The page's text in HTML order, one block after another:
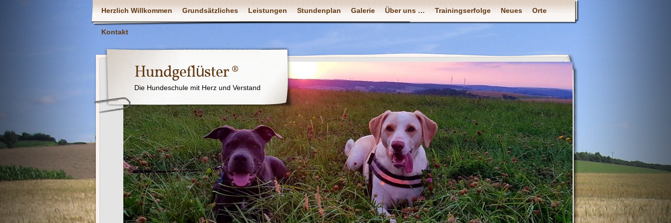
Herzlich Willkommen Grundsätzliches Leistungen Stundenplan Galerie Über uns … Trainingserfolge Neues Orte
Kontakt
Hundgeflüster ®
Die Hundeschule mit Herz und Verstand